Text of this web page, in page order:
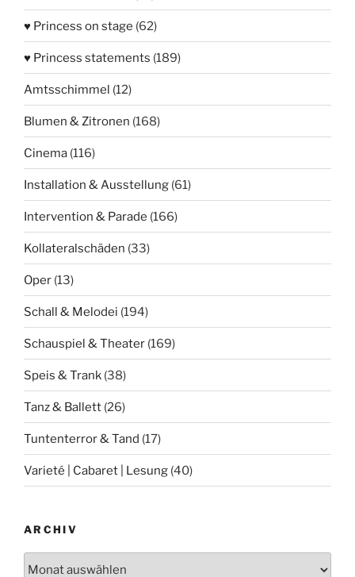
♥ Princess on stage (62)
♥ Princess statements (189)
Amtsschimmel (12)
Blumen & Zitronen (168)
Cinema (116)
Installation & Ausstellung (61)
Intervention & Parade (166)
Kollateralschäden (33)
Oper (13)
Schall & Melodei (194)
Schauspiel & Theater (169)
Speis & Trank (38)
Tanz & Ballett (26)
Tuntenterror & Tand (17)
Varieté | Cabaret | Lesung (40)
ARCHIV